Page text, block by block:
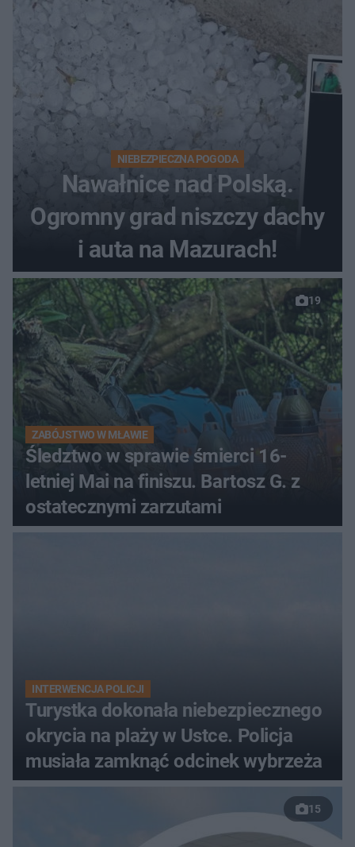
NIEBEZPIECZNA POGODA
Nawałnice nad Polską.
Ogromny grad niszczy dachy
i auta na Mazurach!
19
ZABÓJSTWO W MŁAWIE
Śledztwo w sprawie śmierci 16-
letniej Mai na finiszu. Bartosz G. z
ostatecznymi zarzutami
INTERWENCJA POLICJI
Turystka dokonała niebezpiecznego
okrycia na plaży w Ustce. Policja
musiała zamknąć odcinek wybrzeża
15